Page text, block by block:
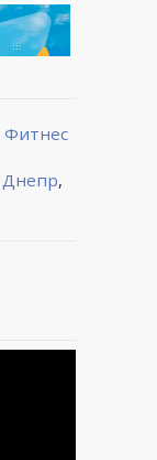
Фитнес
Днепр,